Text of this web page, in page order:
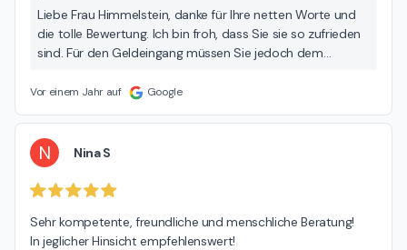
Liebe Frau Himmelstein, danke für Ihre netten Worte und
die tolle Bewertung. Ich bin froh, dass Sie sie so zufrieden
sind. Für den Geldeingang müssen Sie jedoch dem
Vor einem Jahr auf Google
N Nina S
Sehr kompetente, freundliche und menschliche Beratung!
In jeglicher Hinsicht empfehlenswert!